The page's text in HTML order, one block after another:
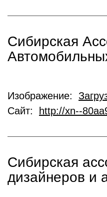
Сибирская
Изображение:
Сайт:
http://xn--
Сибирская
дизайнеров и